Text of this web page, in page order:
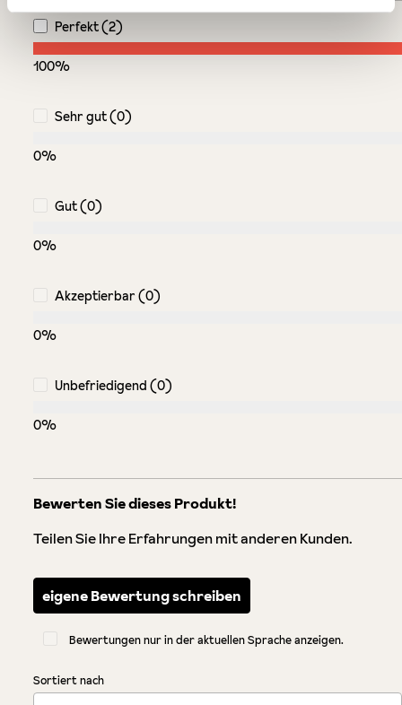
Perfekt (2)
100%
Sehr gut (0)
0%
Gut (0)
0%
Akzeptierbar (0)
0%
Unbefriedigend (0)
0%
Bewerten Sie dieses Produkt!
Teilen Sie Ihre Erfahrungen mit anderen Kunden.
eigene Bewertung schreiben
Bewertungen nur in der aktuellen Sprache anzeigen.
Sortiert nach